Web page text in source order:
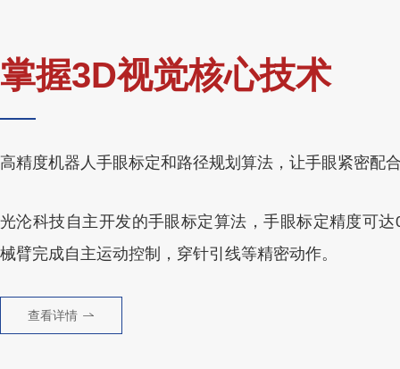
掌握3D视觉核心技术
高精度机器人手眼标定和路径规划算法，让手眼紧密配
光沦科技自主开发的手眼标定算法，手眼标定精度可
械臂完成自主运动控制，穿针引线等精密动作。
查看详情